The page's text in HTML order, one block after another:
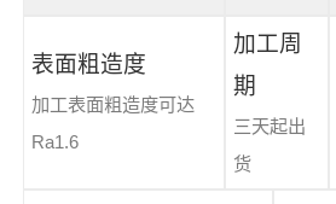
表面粗造度
加工表面粗造度可达
Ra1.6
加工周
期
三天起出
货